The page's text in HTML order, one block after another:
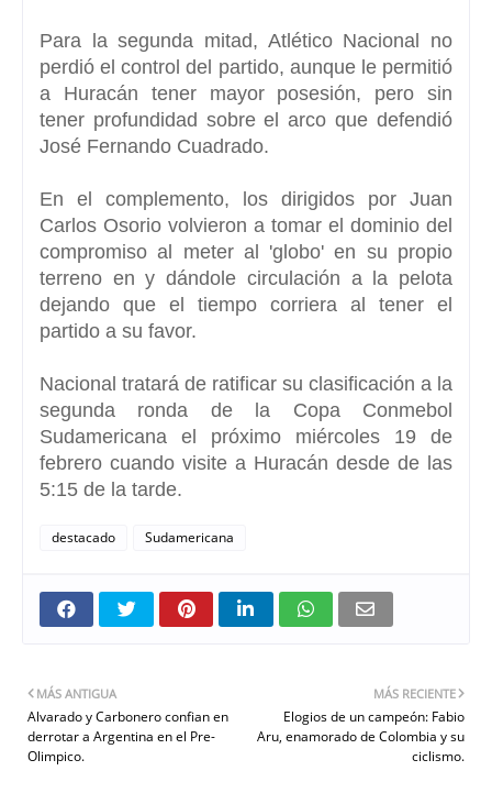
Para la segunda mitad, Atlético Nacional no
perdió el control del partido, aunque le permitió
a Huracán tener mayor posesión, pero sin
tener profundidad sobre el arco que defendió
José Fernando Cuadrado.
En el complemento, los dirigidos por Juan
Carlos Osorio volvieron a tomar el dominio del
compromiso al meter al 'globo' en su propio
terreno en y dándole circulación a la pelota
dejando que el tiempo corriera al tener el
partido a su favor.
Nacional tratará de ratificar su clasificación a la
segunda ronda de la Copa Conmebol
Sudamericana el próximo miércoles 19 de
febrero cuando visite a Huracán desde de las
5:15 de la tarde.
destacado Sudamericana
MÁS RECIENTE
Elogios de un campeón: Fabio
Aru, enamorado de Colombia y su
ciclismo.
MÁS ANTIGUA
Alvarado y Carbonero confian en
derrotar a Argentina en el Pre-
Olimpico.